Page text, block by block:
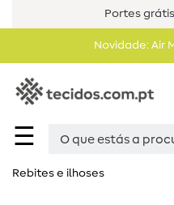
Portes
Novidade: Air
☰
Rebites e ilhoses